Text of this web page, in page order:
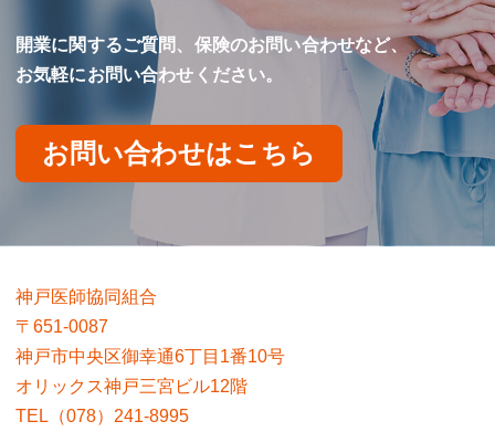
開業に関するご質問、保険のお問い合わせなど、
お気軽にお問い合わせください。
お問い合わせはこちら
神戸医師協同組合
〒651-0087
神戸市中央区御幸通6丁目1番10号
オリックス神戸三宮ビル12階
TEL（078）241-8995